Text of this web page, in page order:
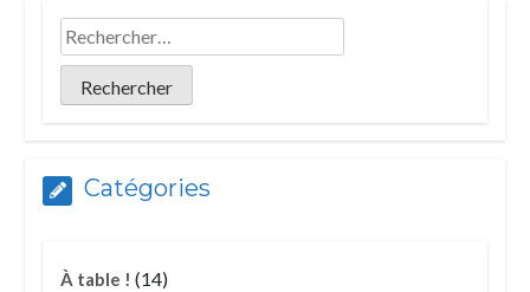
Catégories
À table ! (14)